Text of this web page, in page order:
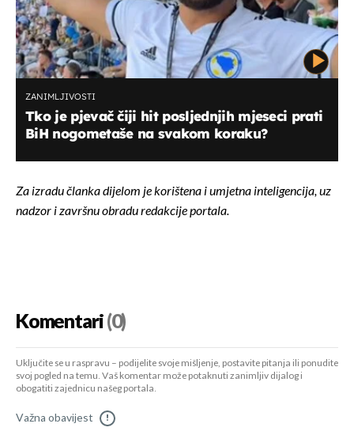
ZANIMLJIVOSTI
Tko je pjevač čiji hit posljednjih mjeseci prati
BiH nogometaše na svakom koraku?
Za izradu članka dijelom je korištena i umjetna inteligencija, uz
nadzor i završnu obradu redakcije portala.
Komentari(0)
Uključite se u raspravu – podijelite svoje mišljenje, postavite pitanja ili ponudite
svoj pogled na temu. Vaš komentar može potaknuti zanimljiv dijalog i
obogatiti zajednicu našeg portala.
Važna obavijest !